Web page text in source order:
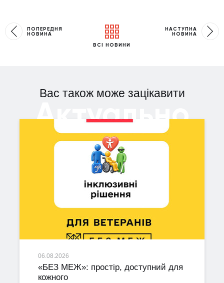
ПОПЕРЕДНЯ
НОВИНА
ВСІ НОВИНИ
НАСТУПНА
НОВИНА
Вас також може зацікавити
Актуально
06.08.2026
«БЕЗ МЕЖ»: простір, доступний для
кожного